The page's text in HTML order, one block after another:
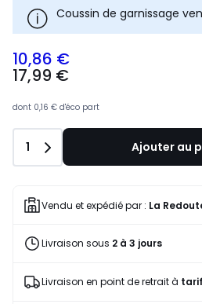
Coussin de garnissage
17,99
€
à
programme
pour
payer
place
10,86
10,86 €
17,99 €
dont 0,16 € d'éco part
Quantité
1 Ajouter au
Vendu et expédié par : La
Livraison sous 2 à 3 jours
Livraison en point de retrait à